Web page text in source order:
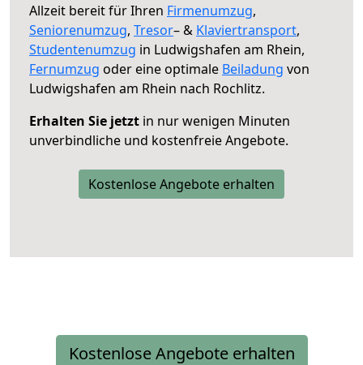
Allzeit bereit für Ihren Firmenumzug,
Seniorenumzug, Tresor– & Klaviertransport,
Studentenumzug in Ludwigshafen am Rhein,
Fernumzug oder eine optimale Beiladung von
Ludwigshafen am Rhein nach Rochlitz.
Erhalten Sie jetzt in nur wenigen Minuten
unverbindliche und kostenfreie Angebote.
Kostenlose Angebote erhalten
Kostenlose Angebote erhalten